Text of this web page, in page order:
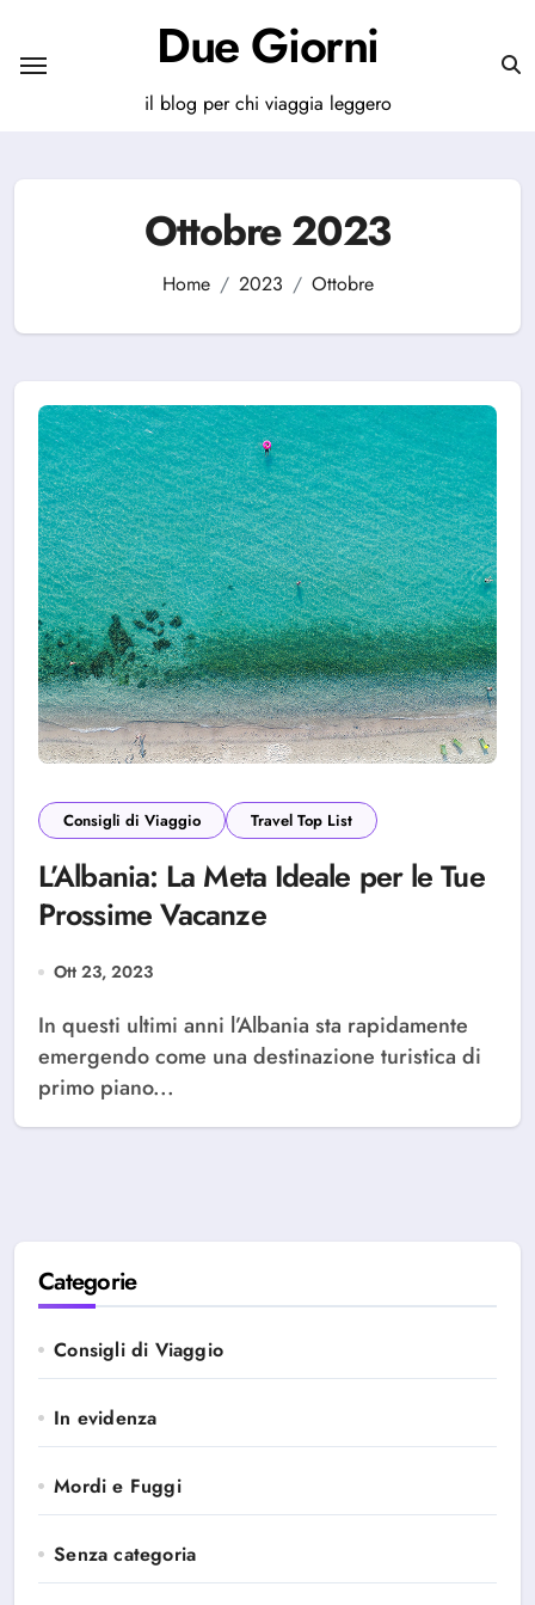
contenuto
Due Giorni
il blog per chi viaggia leggero
Ottobre 2023
Home 2023 Ottobre
Consigli di Viaggio Travel Top List
L’Albania: La Meta Ideale per le Tue
Prossime Vacanze
Ott 23, 2023
In questi ultimi anni l’Albania sta rapidamente
emergendo come una destinazione turistica di
primo piano...
Categorie
Consigli di Viaggio
In evidenza
Mordi e Fuggi
Senza categoria